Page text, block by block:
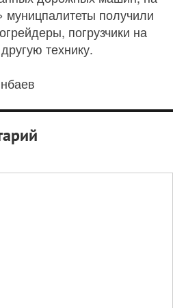
получили
погрузчики на
технику.